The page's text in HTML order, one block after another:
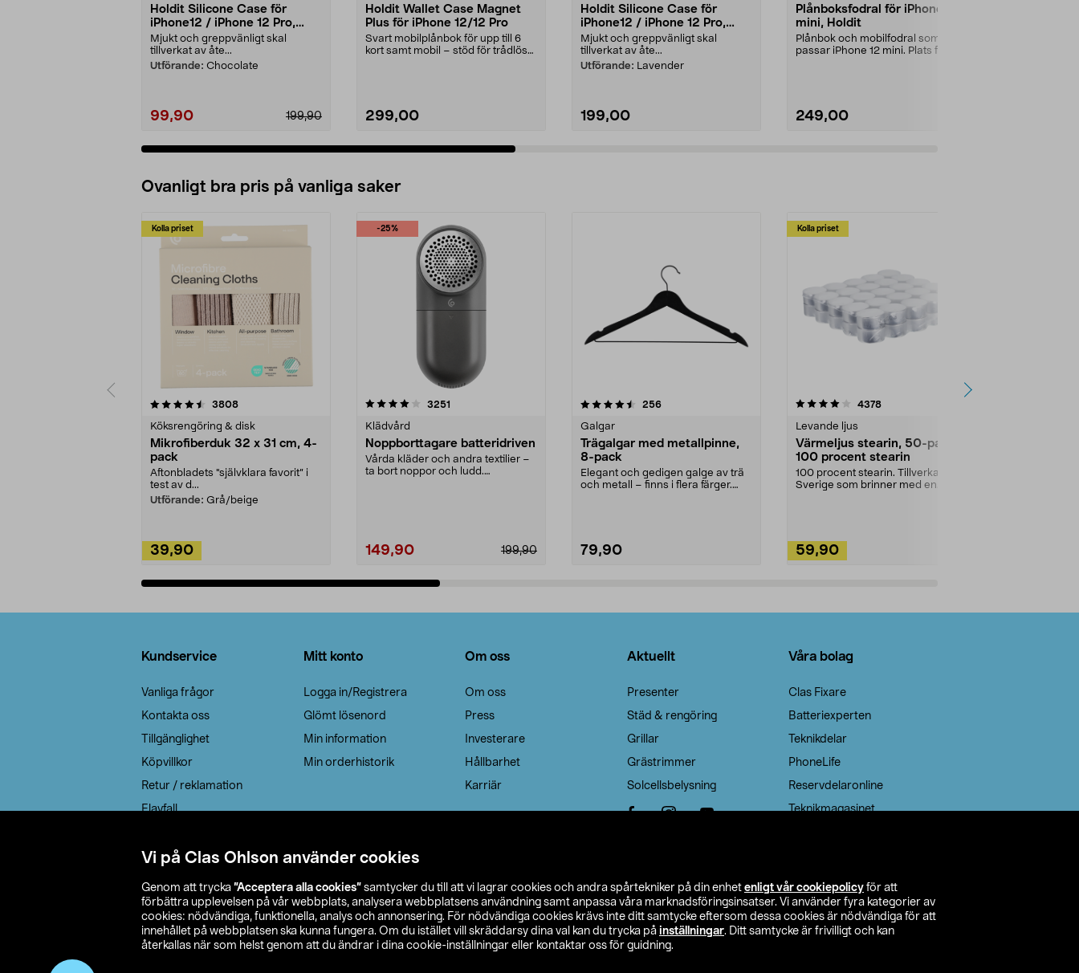
Vi på Clas Ohlson använder cookies
Genom att trycka ”Acceptera alla cookies” samtycker du till att vi lagrar cookies och andra spårtekniker på din enhet enligt vår cookiepolicy för att
förbättra upplevelsen på vår webbplats, analysera webbplatsens användning samt anpassa våra marknadsföringsinsatser. Vi använder fyra kategorier av
cookies: nödvändiga, funktionella, analys och annonsering. För nödvändiga cookies krävs inte ditt samtycke eftersom dessa cookies är nödvändiga för att
innehållet på webbplatsen ska kunna fungera. Om du istället vill skräddarsy dina val kan du trycka på inställningar. Ditt samtycke är frivilligt och kan
återkallas när som helst genom att du ändrar i dina cookie-inställningar eller kontaktar oss för guidning.
Holdit Silicone Case för
iPhone12 / iPhone 12 Pro,
mobilskal
Mjukt och greppvänligt skal
tillverkat av åte...
Utförande: Chocolate
99,90 199,90
Holdit Wallet Case Magnet
Plus för iPhone 12/12 Pro
Svart mobilplånbok för upp till 6
kort samt mobil – stöd för trådlös
299,00
Holdit Silicone Case för
iPhone12 / iPhone 12 Pro,
mobilskal
Mjukt och greppvänligt skal
tillverkat av åte...
Utförande: Lavender
199,00
Plånboksfodral för iPhone 12
mini, Holdit
Plånbok och mobilfodral som
passar iPhone 12 mini. Plats för 3
249,00
Ovanligt bra pris på vanliga saker
Kolla priset
3808recensioner
Köksrengöring & disk
Mikrofiberduk 32 x 31 cm, 4-
pack
Aftonbladets "självklara favorit” i
test av d...
Utförande: Grå/beige
39,90
-25%
4.0av 5 stjärnor 3251
Klädvård
Noppborttagare batteridriven
Vårda kläder och andra textilier –
ta bort noppor och ludd.
199,90
149,90
4.5av 5 stjärnor 256recensioner
Galgar
Trägalgar med metallpinne,
8-pack
Elegant och gedigen galge av trä
och metall – finns i flera färger.
79,90
Kolla priset
4.0av 5 stjärnor 4378recensioner
Levande ljus
Värmeljus stearin, 50-pack,
100 procent stearin
100 procent stearin. Tillverkade i
Sverige som brinner med en
59,90
4.5av 5 stjärnor
Kundservice
Vanliga frågor
Kontakta oss
Tillgänglighet
Köpvillkor
Retur / reklamation
Elavfall
Leveransalternativ
Mitt konto
Logga in/Registrera
Glömt lösenord
Min information
Min orderhistorik
Om oss
Om oss
Press
Investerare
Hållbarhet
Karriär
Aktuellt
Presenter
Städ & rengöring
Grillar
Grästrimmer
Solcellsbelysning
Våra bolag
Clas Fixare
Batteriexperten
Teknikdelar
PhoneLife
Reservdelaronline
Teknikmagasinet